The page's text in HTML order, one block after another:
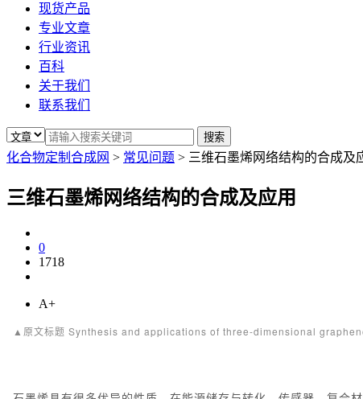
现货产品
专业文章
行业资讯
百科
关于我们
联系我们
化合物定制合成网 > 常见问题 > 三维石墨烯网络结构的合成及
三维石墨烯网络结构的合成及应用
0
1718
A+
▲原文标题 Synthesis and applications of three-dimensional